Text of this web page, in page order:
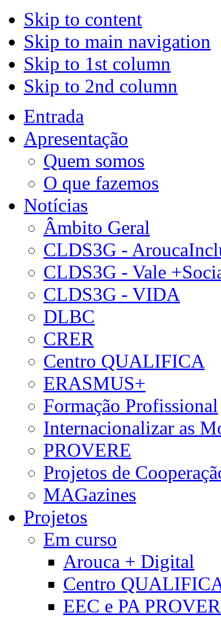
Skip to content
Skip to main navigation
Skip to 1st column
Skip to 2nd column
Entrada
Apresentação
Quem somos
O que fazemos
Notícias
Âmbito Geral
CLDS3G -
CLDS3G - Vale
CLDS3G - VIDA
DLBC
CRER
Centro QUALIFICA
ERASMUS+
Formação Profissional
Internacionalizar as
PROVERE
Projetos de
MAGazines
Projetos
Em curso
Arouca + Digital
Centro
EEC e PA